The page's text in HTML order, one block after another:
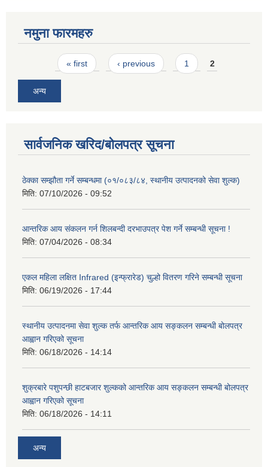
नमुना फारमहरु
Pages« first ‹ previous 1 2
अन्य
सार्वजनिक खरिद/बोलपत्र सूचना
ठेक्का सम्झौता गर्ने सम्बन्धमा (०१/०८३/८४, स्थानीय उत्पादनको सेवा शुल्क)
मिति: 07/10/2026 - 09:52
आन्तरिक आय संकलन गर्न शिलबन्दी दरभाउपत्र पेश गर्ने सम्बन्धी सूचना !
मिति: 07/04/2026 - 08:34
एकल महिला लक्षित Infrared (इन्फ्रारेड) चुल्हो वितरण गरिने सम्बन्धी सूचना
मिति: 06/19/2026 - 17:44
स्थानीय उत्पादनमा सेवा शुल्क तर्फ आन्तरिक आय सङ्कलन सम्बन्धी बोलपत्र
आह्वान गरिएको सूचना
मिति: 06/18/2026 - 14:14
शुक्रबारे पशुपन्छी हाटबजार शुल्कको आन्तरिक आय सङ्कलन सम्बन्धी बोलपत्र
आह्वान गरिएको सूचना
मिति: 06/18/2026 - 14:11
अन्य